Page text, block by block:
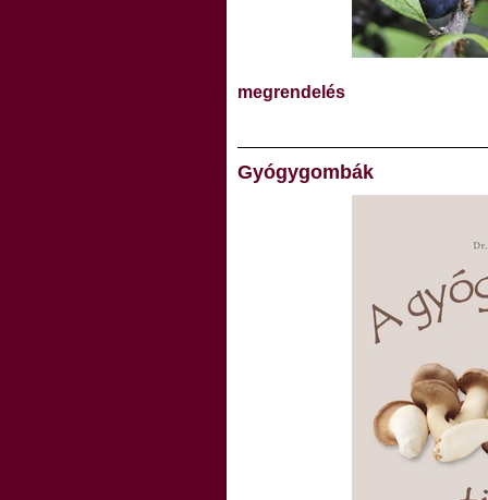
megrendelés
Gyógygombák